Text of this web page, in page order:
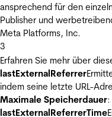
ansprechend für den
Publisher und
Meta Platforms, Inc.
3
Erfahren Sie mehr über
lastExternalReferrer
indem seine letzte URL-
Maximale Speicherdauer
lastExternalReferrerTime